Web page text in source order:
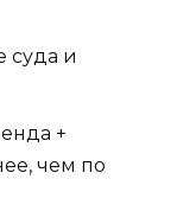
суда и
+
чем по